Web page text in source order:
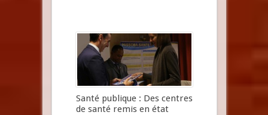
Santé publique : Des centres
de santé remis en état